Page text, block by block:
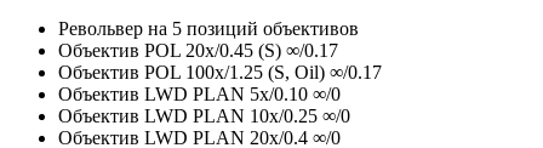
Револьвер на 5 позиций объективов
Объектив POL 20х/0.45 (S) ∞/0.17
Объектив POL 100х/1.25 (S, Oil) ∞/0.17
Объектив LWD PLAN 5x/0.10 ∞/0
Объектив LWD PLAN 10x/0.25 ∞/0
Объектив LWD PLAN 20x/0.4 ∞/0